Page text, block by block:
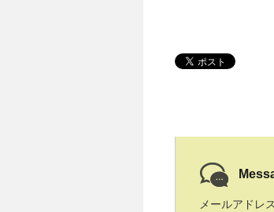
メールアドレ